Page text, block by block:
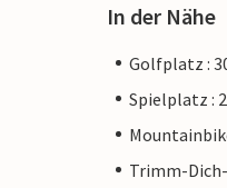
In der Nähe
Golfplatz :
Spielplatz :
Trimm-